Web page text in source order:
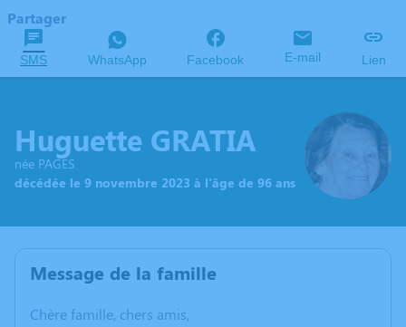
Partager
SMS WhatsApp Facebook E-mail Lien
Huguette GRATIA
née PAGES
décédée le 9 novembre 2023 à l'âge de 96 ans
Message de la famille
Chère famille, chers amis,